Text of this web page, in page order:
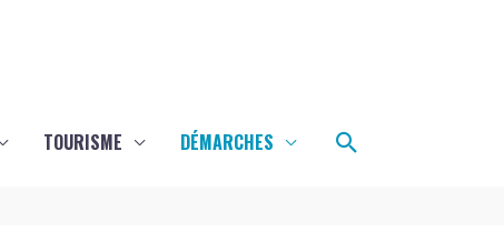
TOURISME DÉMARCHES Rechercher